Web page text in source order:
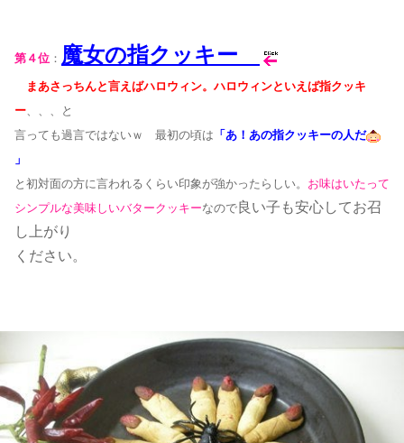
第４位 ： 魔女の指クッキー
まあさっちんと言えばハロウィン。ハロウィンといえば指クッキ
ー 、、、と
言っても過言ではないｗ 最初の頃は 「あ！あの指クッキーの人だ
」
と初対面の方に言われるくらい印象が強かったらしい。 お味はいたって
シンプルな美味しいバタークッキーなので良い子も安心してお召
し上がり
ください。